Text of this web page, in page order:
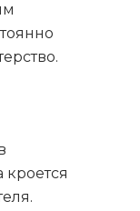
кроется